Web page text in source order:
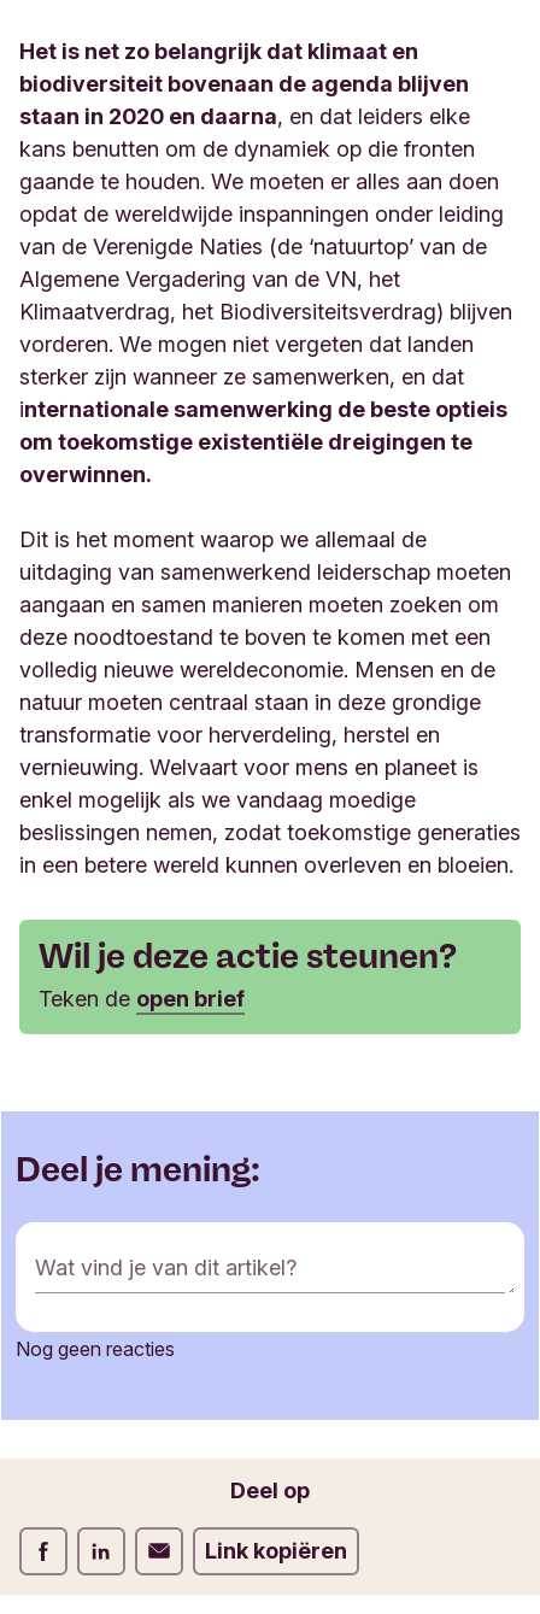
Het is net zo belangrijk dat klimaat en
biodiversiteit bovenaan de agenda blijven
staan in 2020 en daarna, en dat leiders elke
kans benutten om de dynamiek op die fronten
gaande te houden. We moeten er alles aan doen
opdat de wereldwijde inspanningen onder leiding
van de Verenigde Naties (de ‘natuurtop’ van de
Algemene Vergadering van de VN, het
Klimaatverdrag, het Biodiversiteitsverdrag) blijven
vorderen. We mogen niet vergeten dat landen
sterker zijn wanneer ze samenwerken, en dat
internationale samenwerking de beste optieis
om toekomstige existentiële dreigingen te
overwinnen.
Dit is het moment waarop we allemaal de
uitdaging van samenwerkend leiderschap moeten
aangaan en samen manieren moeten zoeken om
deze noodtoestand te boven te komen met een
volledig nieuwe wereldeconomie. Mensen en de
natuur moeten centraal staan in deze grondige
transformatie voor herverdeling, herstel en
vernieuwing. Welvaart voor mens en planeet is
enkel mogelijk als we vandaag moedige
beslissingen nemen, zodat toekomstige generaties
in een betere wereld kunnen overleven en bloeien.
Wil je deze actie steunen?
Teken de open brief
Deel je mening:
R
e
c
e
m
u
l
Wat vind je van dit artikel?
Nog geen reacties
Deel op
Deel op Facebook
Deel op LinkedInDeel op Verstuur per email
Link kopiëren